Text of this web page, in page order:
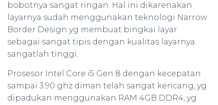
bobotnya sangat ringan. Hal ini dikarenakan
layarnya sudah menggunakan teknologi Narrow
Border Design yg membuat bingkai layar
sebagai sangat tipis dengan kualitas layarnya
sangatlah tinggi.
Prosesor Intel Core i5 Gen 8 dengan kecepatan
sampai 3.90 ghz diman telah sangat kencang, yg
dipadukan menggunakan RAM 4GB DDR4, yg